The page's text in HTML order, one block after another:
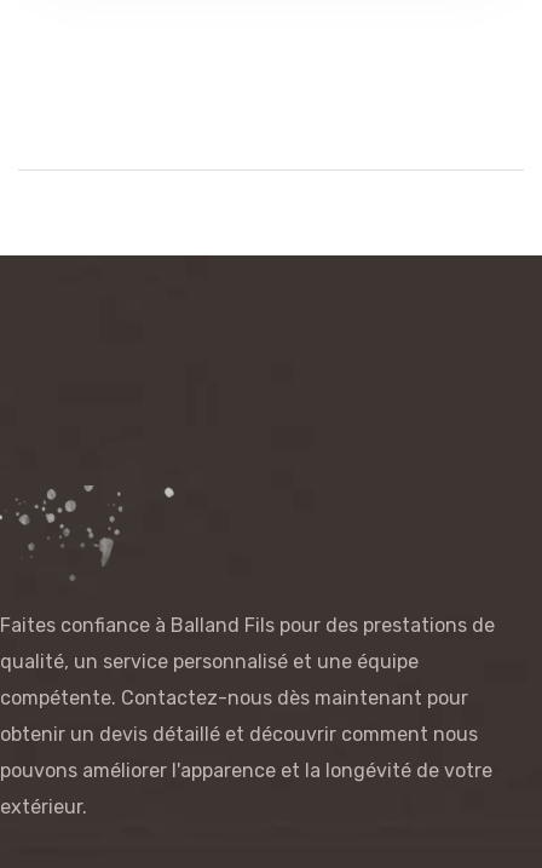
Faites confiance à Balland Fils pour des prestations de
qualité, un service personnalisé et une équipe
compétente. Contactez-nous dès maintenant pour
obtenir un devis détaillé et découvrir comment nous
pouvons améliorer l'apparence et la longévité de votre
extérieur.